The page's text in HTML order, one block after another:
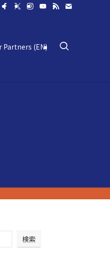
Partners (EN)
検索